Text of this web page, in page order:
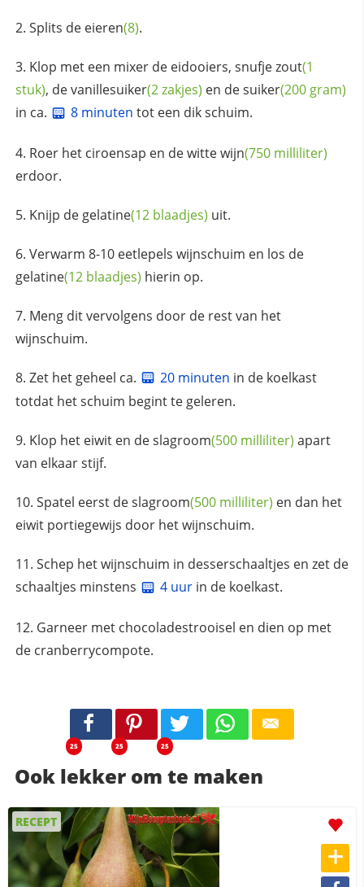
Splits de eieren(8).
Klop met een mixer de eidooiers, snufjezout(1
stuk), devanillesuiker(2 zakjes) en desuiker(200 gram)
in ca.
8 minuten tot een dik schuim.
Roer het ciroensap en de wittewijn(750 milliliter)
erdoor.
Knijp de gelatine(12 blaadjes) uit.
Verwarm 8-10 eetlepels wijnschuim en los de
gelatine(12 blaadjes) hierin op.
Meng dit vervolgens door de rest van het
wijnschuim.
Zet het geheel ca. 20 minuten in de koelkast
totdat het schuim begint te geleren.
Klop het eiwit en deslagroom(500 milliliter) apart
van elkaar stijf.
Spatel eerst deslagroom(500 milliliter) en dan het
eiwit portiegewijs door het wijnschuim.
Schep het wijnschuim in desserschaaltjes en zet de
schaaltjes minstens
4 uurin de koelkast.
Garneer met chocoladestrooisel en dien op met
de cranberrycompote.
25 25 25
Ook lekker om te maken
RECEPT